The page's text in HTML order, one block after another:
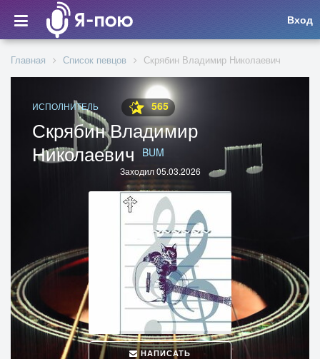
Вход
Главная Список певцов Скрябин Владимир Николаевич
ИСПОЛНИТЕЛЬ 565
Скрябин Владимир
Николаевич
BUM
Заходил 05.03.2026
НАПИСАТЬ